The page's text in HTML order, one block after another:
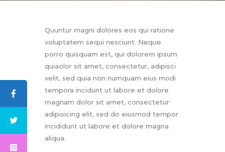
ABOUT US
LOGO
BLOG
CONTACT US
Quuntur magni dolores eos qui ratione
voluptatem sequi nesciunt. Neque
porro quisquam est, qui dolorem ipsum
quiaolor sit amet, consectetur, adipisci
velit, sed quia non numquam eius modi
tempora incidunt ut labore et dolore
magnam dolor sit amet, consectetur
adipisicing elit, sed do eiusmod tempor
incididunt ut labore et dolore magna
aliqua.